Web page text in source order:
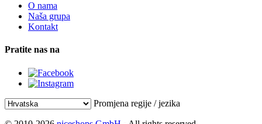
O nama
Naša grupa
Kontakt
Pratite nas na
Promjena regije / jezika